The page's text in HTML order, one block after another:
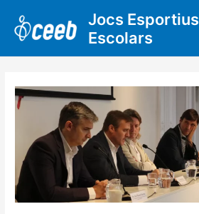
contingut
Jocs Esportius
Escolars